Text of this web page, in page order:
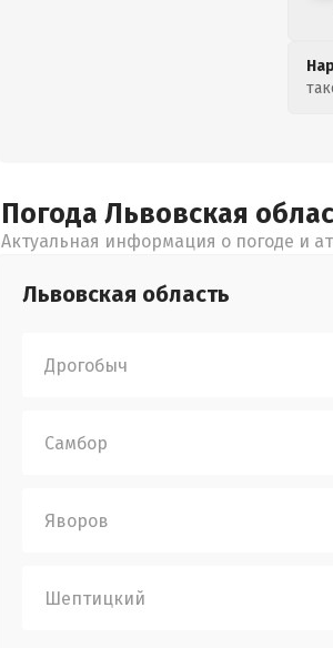
Погода Львовская
Актуальная информация о погоде и
Львовская область
Дрогобыч
Самбор
Яворов
Шептицкий